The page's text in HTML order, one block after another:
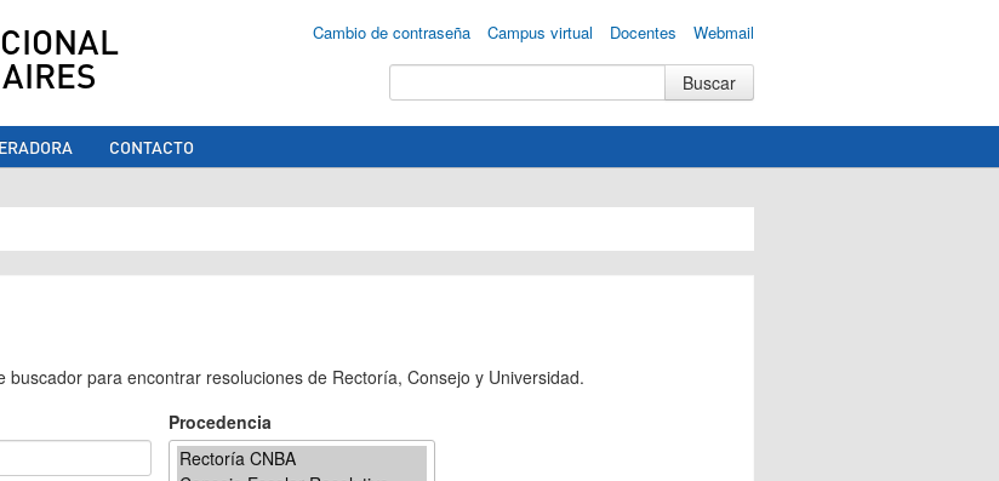
Cambio de contraseña Campus virtual Docentes Webmail
CONTACTO
buscador para encontrar resoluciones de Rectoría, Consejo y Universidad.
Procedencia